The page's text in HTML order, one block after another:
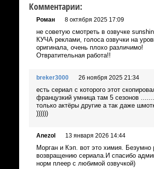
Комментарии:
Роман 8 октября 2025 17:09
не советую смотреть в озвучке
КУЧА реклами, голоса озвучки на
оригинала, очень плохо различимо!
Отвратительная работа!!
breker3000 26 ноября 2025 21:34
есть сериал с которого этот
французкий умница там 5 сезонов
только актёры другие а так даже
))))))
Anezol 13 января 2026 14:44
Морган и Кэп. вот это химия. Безумно
возвращению сериала.И спасибо
норм плеер с любимой озвучкой)